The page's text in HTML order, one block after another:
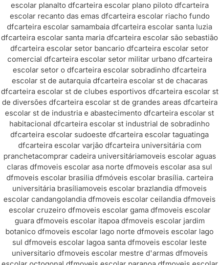
escolar planalto dfcarteira escolar plano piloto dfcarteira
escolar recanto das emas dfcarteira escolar riacho fundo
dfcarteira escolar samambaia dfcarteira escolar santa luzia
dfcarteira escolar santa maria dfcarteira escolar são sebastião
dfcarteira escolar setor bancario dfcarteira escolar setor
comercial dfcarteira escolar setor militar urbano dfcarteira
escolar setor o dfcarteira escolar sobradinho dfcarteira
escolar st de autarquia dfcarteira escolar st de chacaras
dfcarteira escolar st de clubes esportivos dfcarteira escolar st
de diversões dfcarteira escolar st de grandes areas dfcarteira
escolar st de industria e abastecimento dfcarteira escolar st
habitacional dfcarteira escolar st industrial de sobradinho
dfcarteira escolar sudoeste dfcarteira escolar taguatinga
dfcarteira escolar varjão dfcarteira universitária com
pranchetacomprar cadeira universitáriamoveis escolar aguas
claras dfmoveis escolar asa norte dfmoveis escolar asa sul
dfmoveis escolar brasilia dfmóveis escolar brasília. carteira
universitária brasíliamoveis escolar brazlandia dfmoveis
escolar candangolandia dfmoveis escolar ceilandia dfmoveis
escolar cruzeiro dfmoveis escolar gama dfmoveis escolar
guara dfmoveis escolar itapoa dfmoveis escolar jardim
botanico dfmoveis escolar lago norte dfmoveis escolar lago
sul dfmoveis escolar lagoa santa dfmoveis escolar leste
universitario dfmoveis escolar mestre d'armas dfmoveis